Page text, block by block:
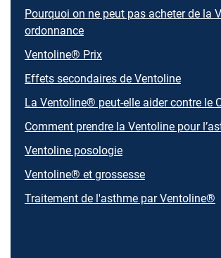
Pourquoi on ne peut pas acheter de la
ordonnance
Ventoline® Prix
Effets secondaires de Ventoline
La Ventoline® peut-elle aider contre le
Comment prendre la Ventoline pour
Ventoline posologie
Ventoline® et grossesse
Traitement de l'asthme par Ventoline®